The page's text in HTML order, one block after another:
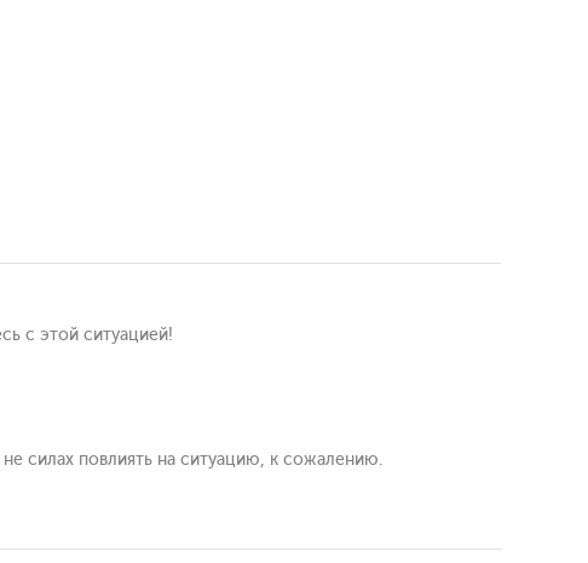
с этой ситуацией!
силах повлиять на ситуацию, к сожалению.